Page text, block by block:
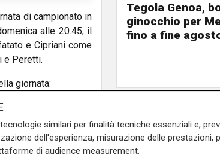
di campionato in
alle 20.45, il
e Cipriani come
e Peretti.
giornata:
Macaddino-
Barone-Severino;
Tegola Genoa,
ginocchio per
fino a fine
similari per finalità tecniche essenziali e,
dell'esperienza, misurazione delle prestazioni,
di audience measurement.